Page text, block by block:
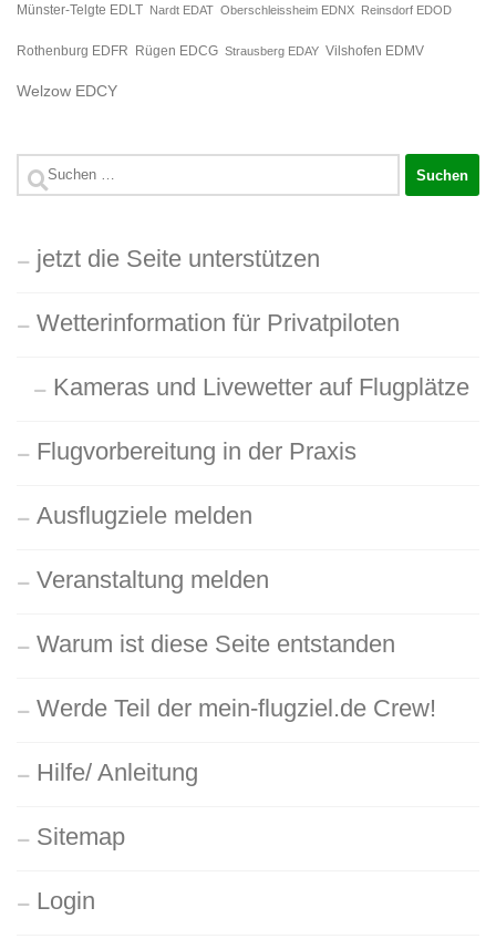
Münster-Telgte EDLT Nardt EDAT Oberschleissheim EDNX Reinsdorf EDOD
Rothenburg EDFR Rügen EDCG Strausberg EDAY Vilshofen EDMV
Welzow EDCY
Suchen
jetzt die Seite unterstützen
Wetterinformation für Privatpiloten
Kameras und Livewetter auf Flugplätze
Flugvorbereitung in der Praxis
Ausflugziele melden
Veranstaltung melden
Warum ist diese Seite entstanden
Werde Teil der mein-flugziel.de Crew!
Hilfe/ Anleitung
Sitemap
Login